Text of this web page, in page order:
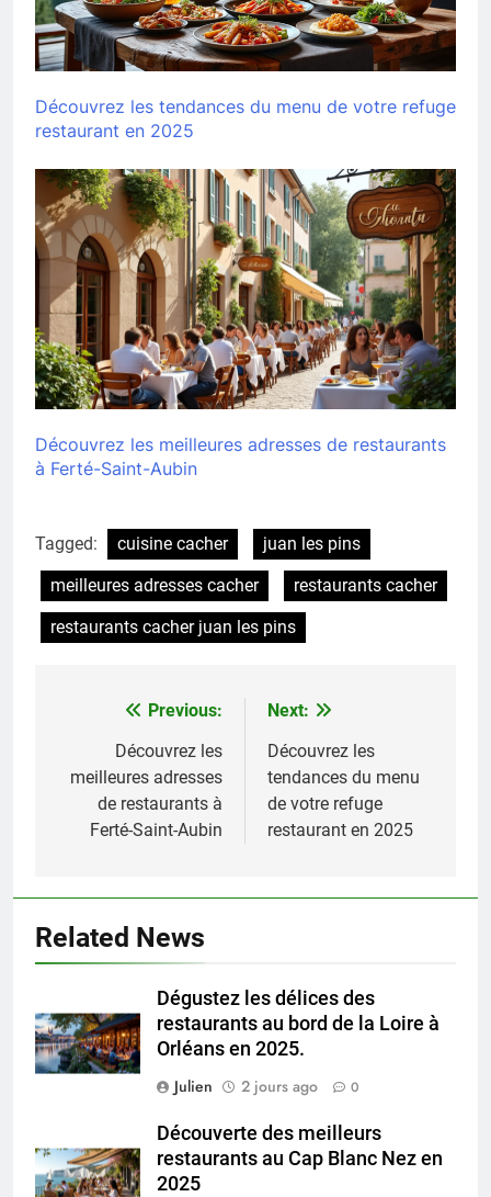
Découvrez les tendances du menu de votre refuge
restaurant en 2025
Découvrez les meilleures adresses de restaurants
à Ferté-Saint-Aubin
Tagged: cuisine cacher
juan les pins
meilleures adresses cacher
restaurants cacher
restaurants cacher juan les pins
Navigation
l’article
Previous:
Découvrez les
meilleures adresses
de restaurants à
Ferté-Saint-Aubin
Next:
Découvrez les
tendances du menu
de votre refuge
restaurant en 2025
Related News
Dégustez les délices des
restaurants au bord de la Loire à
Orléans en 2025.
Julien
2 jours ago 0
Découverte des meilleurs
restaurants au Cap Blanc Nez en
2025